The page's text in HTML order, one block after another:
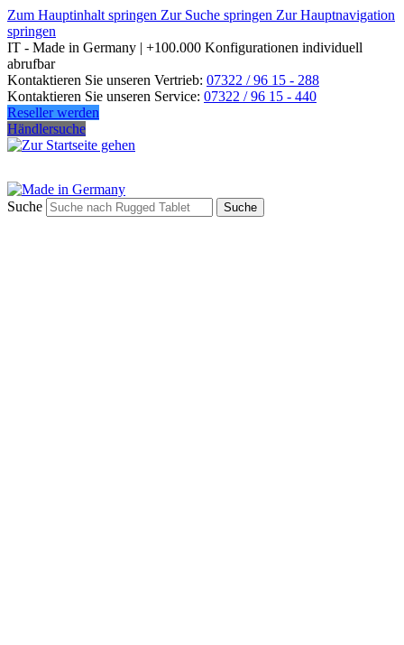
Zum Hauptinhalt springen Zur Suche springen Zur Hauptnavigation
springen
IT - Made in Germany | +100.000 Konfigurationen individuell
abrufbar
Kontaktieren Sie unseren Vertrieb: 07322 / 96 15 - 288
Kontaktieren Sie unseren Service: 07322 / 96 15 - 440
Reseller werden
Händlersuche
Suche Suche